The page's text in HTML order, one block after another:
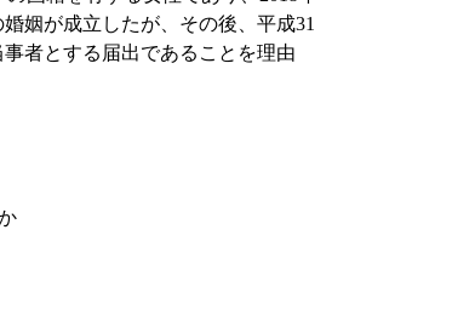
姻が成立したが、その後、平成31
者とする届出であることを理由